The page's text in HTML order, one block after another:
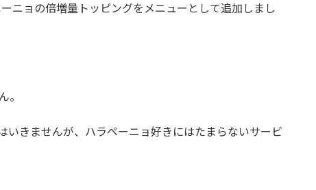
ニョの倍増量トッピングをメニューとして追加しまし
。
いきませんが、ハラペーニョ好きにはたまらないサービ